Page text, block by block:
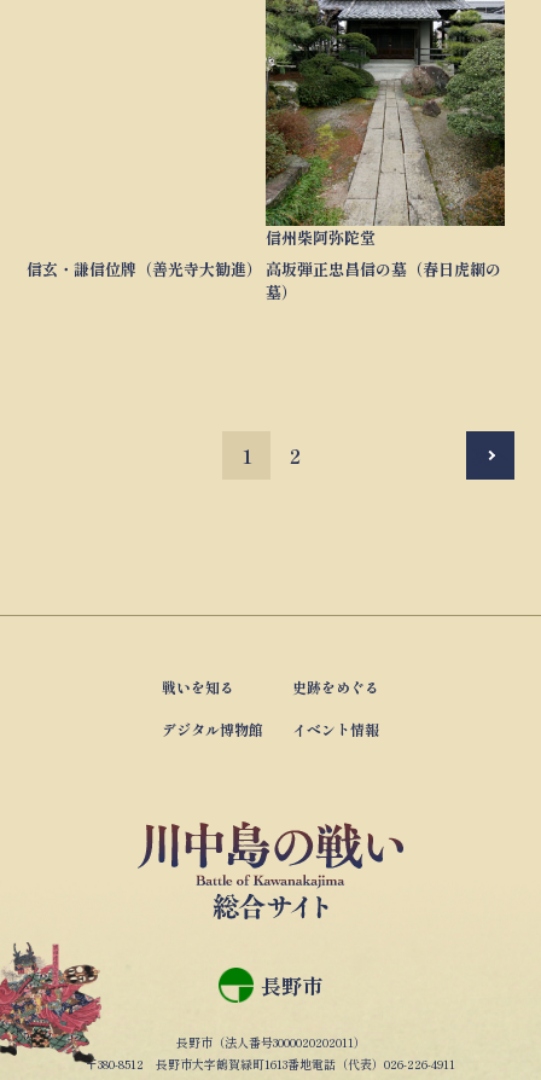
信州柴阿弥陀堂
信玄・謙信位牌（善光寺大勧進）
高坂弾正忠昌信の墓（春日虎綱の
墓）
1 2 次へ
戦いを知る 史跡をめぐる
デジタル博物館 イベント情報
長野市
長野市（法人番号3000020202011）
〒380-8512 長野市大字鶴賀緑町1613番地電話（代表）026-226-4911